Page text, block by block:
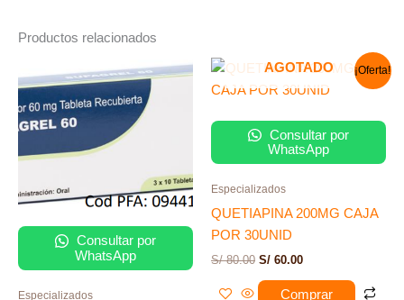
Productos relacionados
Consultar por
WhatsApp
Especializados
¡Oferta!
AGOTADO
Consultar por
WhatsApp
Especializados
QUETIAPINA 200MG CAJA
POR 30UNID
S/80.00
El
original
S/ 60.00
El
actual
Comprar